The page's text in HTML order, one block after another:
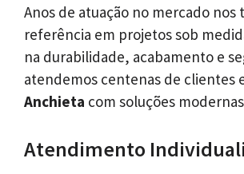
Anos de atuação no mercado nos
referência em projetos sob
na durabilidade, acabamento e
atendemos centenas de clientes
Anchieta com soluções
Atendimento